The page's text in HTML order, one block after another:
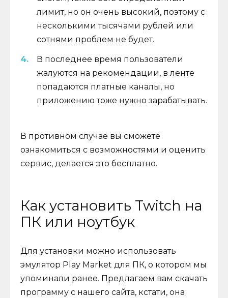
лимит, но он очень высокий, поэтому с
несколькими тысячами рублей или
сотнями проблем не будет.
В последнее время пользователи
жалуются на рекомендации, в ленте
попадаются платные каналы, но
приложению тоже нужно зарабатывать.
В противном случае вы сможете
ознакомиться с возможностями и оценить
сервис, делается это бесплатно.
Как установить Twitch на
ПК или ноутбук
Для установки можно использовать
эмулятор Play Market для ПК, о котором мы
упоминали ранее. Предлагаем вам скачать
программу с нашего сайта, кстати, она